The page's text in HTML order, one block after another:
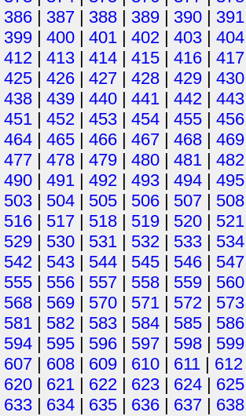
386 | 387 | 388 | 389 | 390 | 391
399 | 400 | 401 | 402 | 403 | 404
412 | 413 | 414 | 415 | 416 | 417
425 | 426 | 427 | 428 | 429 | 430
438 | 439 | 440 | 441 | 442 | 443
451 | 452 | 453 | 454 | 455 | 456
464 | 465 | 466 | 467 | 468 | 469
477 | 478 | 479 | 480 | 481 | 482
490 | 491 | 492 | 493 | 494 | 495
503 | 504 | 505 | 506 | 507 | 508
516 | 517 | 518 | 519 | 520 | 521
529 | 530 | 531 | 532 | 533 | 534
542 | 543 | 544 | 545 | 546 | 547
555 | 556 | 557 | 558 | 559 | 560
568 | 569 | 570 | 571 | 572 | 573
581 | 582 | 583 | 584 | 585 | 586
594 | 595 | 596 | 597 | 598 | 599
607 | 608 | 609 | 610 | 611 | 612
620 | 621 | 622 | 623 | 624 | 625
633 | 634 | 635 | 636 | 637 | 638